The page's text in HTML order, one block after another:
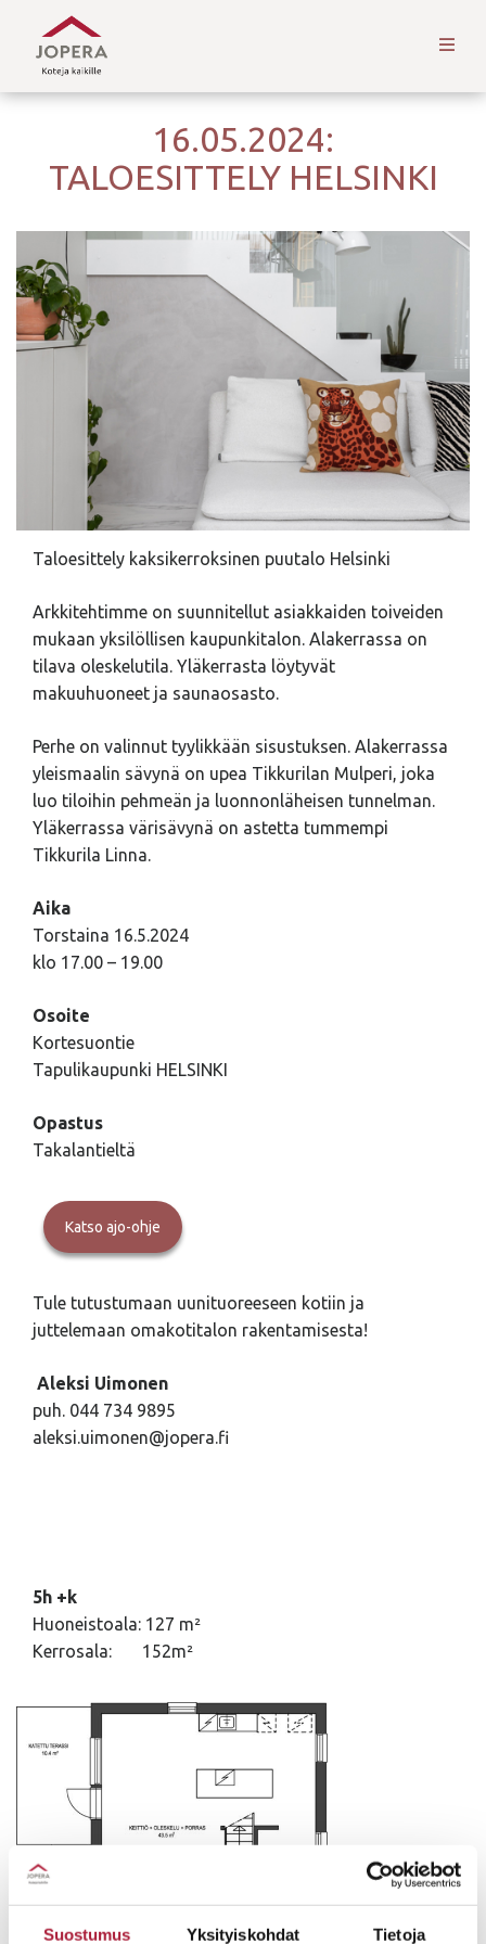
Suostumus Yksityiskohdat Tietoja
16.05.2024:
TALOESITTELY HELSINKI
Taloesittely kaksikerroksinen puutalo Helsinki
Arkkitehtimme on suunnitellut asiakkaiden toiveiden
mukaan yksilöllisen kaupunkitalon. Alakerrassa on
tilava oleskelutila. Yläkerrasta löytyvät
makuuhuoneet ja saunaosasto.
Perhe on valinnut tyylikkään sisustuksen. Alakerrassa
yleismaalin sävynä on upea Tikkurilan Mulperi, joka
luo tiloihin pehmeän ja luonnonläheisen tunnelman.
Yläkerrassa värisävynä on astetta tummempi
Tikkurila Linna.
Aika
Torstaina 16.5.2024
klo 17.00 – 19.00
Osoite
Kortesuontie
Tapulikaupunki HELSINKI
Opastus
Takalantieltä
Katso ajo-ohje
Tule tutustumaan uunituoreeseen kotiin ja
juttelemaan omakotitalon rakentamisesta!
Aleksi Uimonen
puh. 044 734 9895
aleksi.uimonen@jopera.fi
5h +k
Huoneistoala: 127 m²
Kerrosala: 152m²